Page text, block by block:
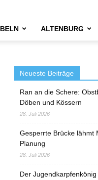
ALTENBURG
Neueste Beiträge
Ran an die Schere:
Döben und Kössern
28. Juli 2026
Gesperrte Brücke lähmt
Planung
28. Juli 2026
Der